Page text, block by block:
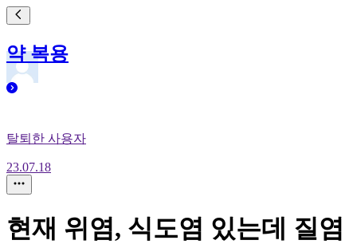
약 복용
탈퇴한 사용자
23.07.18
현재 위염, 식도염 있는데 질염